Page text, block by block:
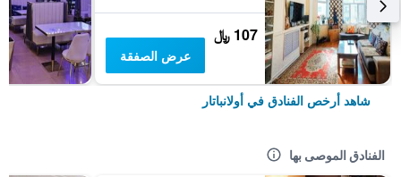
107 ﷼
عرض الصفقة
شاهد أرخص الفنادق في أولانباتار
الفنادق الموصى بها